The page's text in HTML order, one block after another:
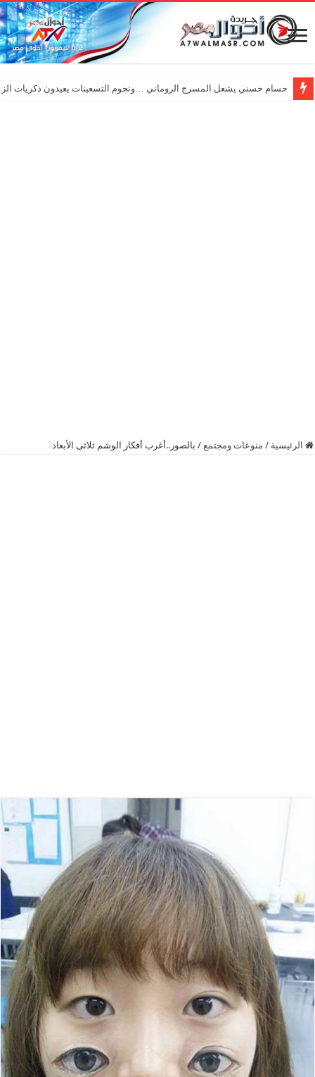
حسام حسني يشعل المسرح الروماني …ونجوم التسعينات يعيدون ذكريات
الرئيسية / منوعات ومجتمع / بالصور..أغرب أفكار الوشم ثلاثى الأبعاد